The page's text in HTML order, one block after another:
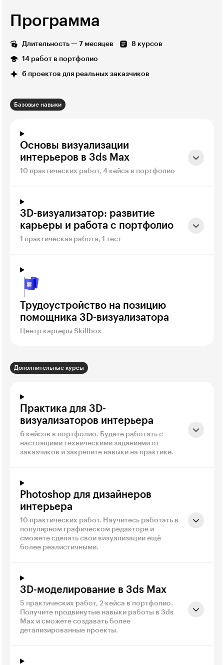
Программа
Длительность — 7 месяцев 8 курсов
14 работ в портфолио
6 проектов для реальных заказчиков
Базовые навыки
Основы визуализации
интерьеров в 3ds Max
10 практических работ, 4 кейса в портфолио
3D-визуализатор: развитие
карьеры и работа с портфолио
1 практическая работа, 1 тест
Трудоустройство на позицию
помощника 3D-визуализатора
Центр карьеры Skillbox
Дополнительные курсы
Практика для 3D-
визуализаторов интерьера
6 кейсов в портфолио. Будете работать с
настоящими техническими заданиями от
заказчиков и закрепите навыки на практике.
Photoshop для дизайнеров
интерьера
10 практических работ. Научитесь работать в
популярном графическом редакторе и
сможете сделать свои визуализации ещё
более реалистичными.
3D-моделирование в 3ds Max
5 практических работ, 2 кейса в портфолио.
Получите продвинутые навыки работы в 3ds
Max и сможете создавать более
детализированные проекты.